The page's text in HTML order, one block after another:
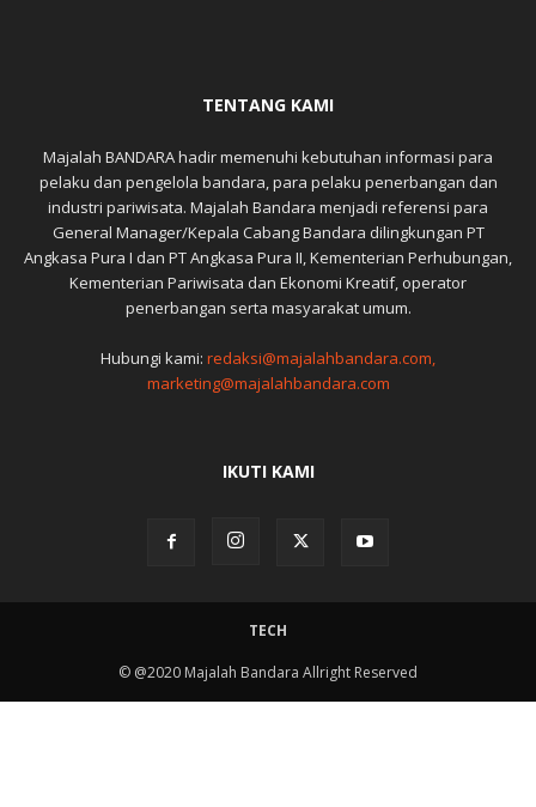
TENTANG KAMI
Majalah BANDARA hadir memenuhi kebutuhan informasi para
pelaku dan pengelola bandara, para pelaku penerbangan dan
industri pariwisata. Majalah Bandara menjadi referensi para
General Manager/Kepala Cabang Bandara dilingkungan PT
Angkasa Pura I dan PT Angkasa Pura II, Kementerian Perhubungan,
Kementerian Pariwisata dan Ekonomi Kreatif, operator
penerbangan serta masyarakat umum.
Hubungi kami: redaksi@majalahbandara.com,
marketing@majalahbandara.com
IKUTI KAMI
TECH
© @2020 Majalah Bandara Allright Reserved